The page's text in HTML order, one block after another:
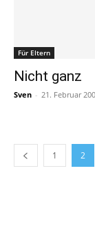
Für Eltern
Nicht ganz
Sven - 21. Februar
1 2